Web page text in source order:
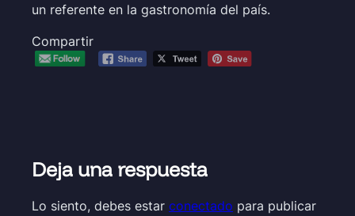
un referente en la gastronomía del país.
Compartir
Deja una respuesta
Lo siento, debes estar conectado para publicar